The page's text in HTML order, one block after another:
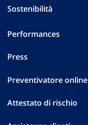
Sostenibilità
Performances
Press
Preventivatore online
Attestato di rischio